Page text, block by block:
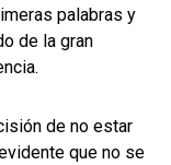
palabras y
de la gran
de no estar
que no se